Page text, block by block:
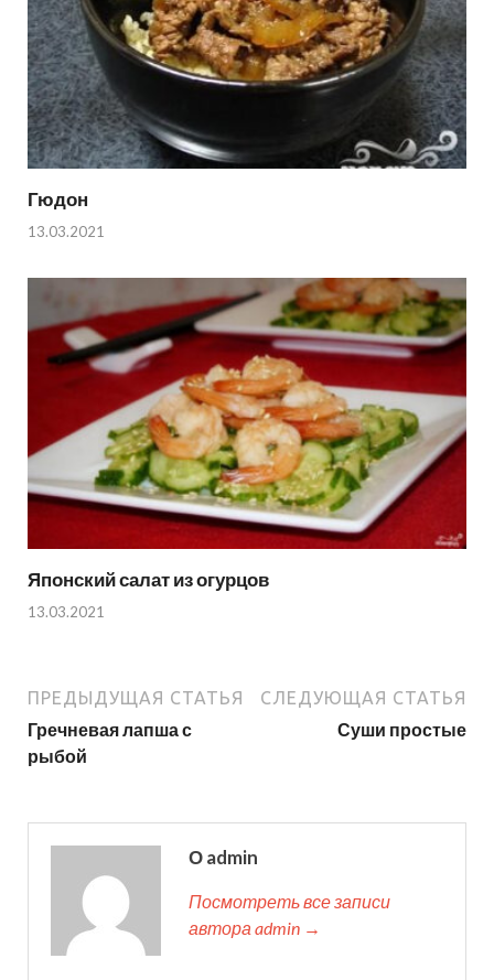
Гюдон
13.03.2021
Японский салат из огурцов
13.03.2021
ПРЕДЫДУЩАЯ СТАТЬЯ
Гречневая лапша с
рыбой
СЛЕДУЮЩАЯ СТАТЬЯ
Суши простые
О admin
Посмотреть все записи
автора admin →